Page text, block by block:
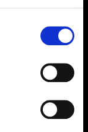
aktualnych
Zapisz się
mi informacji o